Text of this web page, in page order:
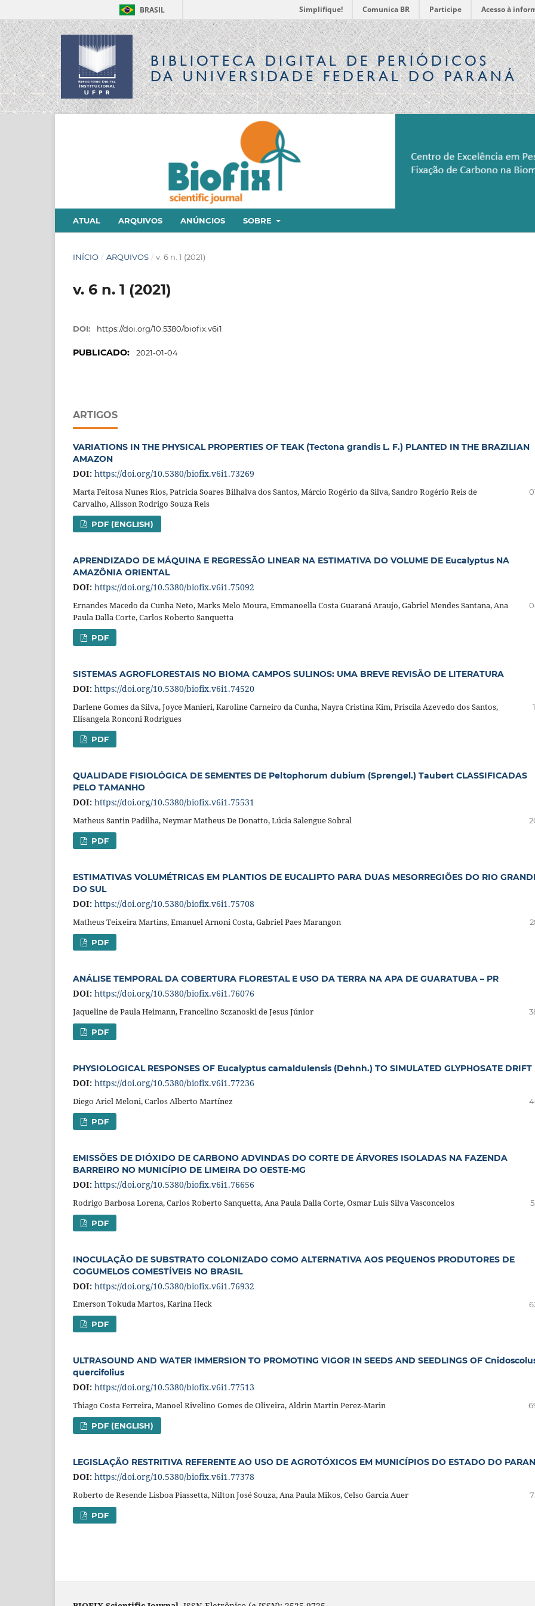
BRASIL Simplifique! Comunica BR Participe Acesso à
BIBLIOTECA DIGITALDE PERIÓDICOS
DA UNIVERSIDADE FEDERAL DO PARANÁ
ATUAL ARQUIVOS ANÚNCIOS SOBRE
INÍCIO / ARQUIVOS / v. 6 n. 1 (2021)
v. 6 n. 1 (2021)
DOI: https://doi.org/10.5380/biofix.v6i1
PUBLICADO: 2021-01-04
ARTIGOS
VARIATIONS IN THE PHYSICAL PROPERTIES OF TEAK (Tectona grandis L. F.) PLANTED IN THE BRAZILIAN
AMAZON
DOI: https://doi.org/10.5380/biofix.v6i1.73269
Marta Feitosa Nunes Rios, Patricia Soares Bilhalva dos Santos, Márcio Rogério da Silva, Sandro Rogério Reis de
Carvalho, Alisson Rodrigo Souza Reis
PDF (ENGLISH)
APRENDIZADO DE MÁQUINA E REGRESSÃO LINEAR NA ESTIMATIVA DO VOLUME DE Eucalyptus NA
AMAZÔNIA ORIENTAL
DOI: https://doi.org/10.5380/biofix.v6i1.75092
Ernandes Macedo da Cunha Neto, Marks Melo Moura, Emmanoella Costa Guaraná Araujo, Gabriel Mendes Santana, Ana
Paula Dalla Corte, Carlos Roberto Sanquetta
PDF
SISTEMAS AGROFLORESTAIS NO BIOMA CAMPOS SULINOS: UMA BREVE REVISÃO DE LITERATURA
DOI: https://doi.org/10.5380/biofix.v6i1.74520
Darlene Gomes da Silva, Joyce Manieri, Karoline Carneiro da Cunha, Nayra Cristina Kim, Priscila Azevedo dos Santos,
Elisangela Ronconi Rodrigues
PDF
QUALIDADE FISIOLÓGICA DE SEMENTES DE Peltophorum dubium (Sprengel.) Taubert CLASSIFICADAS
PELO TAMANHO
DOI: https://doi.org/10.5380/biofix.v6i1.75531
Matheus Santin Padilha, Neymar Matheus De Donatto, Lúcia Salengue Sobral
PDF
ESTIMATIVAS VOLUMÉTRICAS EM PLANTIOS DE EUCALIPTO PARA DUAS MESORREGIÕES DO RIO
DO SUL
DOI: https://doi.org/10.5380/biofix.v6i1.75708
Matheus Teixeira Martins, Emanuel Arnoni Costa, Gabriel Paes Marangon
PDF
ANÁLISE TEMPORAL DA COBERTURA FLORESTAL E USO DA TERRA NA APA DE GUARATUBA – PR
DOI: https://doi.org/10.5380/biofix.v6i1.76076
Jaqueline de Paula Heimann, Francelino Sczanoski de Jesus Júnior
PDF
PHYSIOLOGICAL RESPONSES OF Eucalyptus camaldulensis (Dehnh.) TO SIMULATED GLYPHOSATE DRIFT
DOI: https://doi.org/10.5380/biofix.v6i1.77236
Diego Ariel Meloni, Carlos Alberto Martínez
PDF
EMISSÕES DE DIÓXIDO DE CARBONO ADVINDAS DO CORTE DE ÁRVORES ISOLADAS NA FAZENDA
BARREIRO NO MUNICÍPIO DE LIMEIRA DO OESTE-MG
DOI: https://doi.org/10.5380/biofix.v6i1.76656
Rodrigo Barbosa Lorena, Carlos Roberto Sanquetta, Ana Paula Dalla Corte, Osmar Luis Silva Vasconcelos
PDF
INOCULAÇÃO DE SUBSTRATO COLONIZADO COMO ALTERNATIVA AOS PEQUENOS PRODUTORES DE
COGUMELOS COMESTÍVEIS NO BRASIL
DOI: https://doi.org/10.5380/biofix.v6i1.76932
Emerson Tokuda Martos, Karina Heck
PDF
ULTRASOUND AND WATER IMMERSION TO PROMOTING VIGOR IN SEEDS AND SEEDLINGS OF
quercifolius
DOI: https://doi.org/10.5380/biofix.v6i1.77513
Thiago Costa Ferreira, Manoel Rivelino Gomes de Oliveira, Aldrin Martin Perez-Marin
PDF (ENGLISH)
LEGISLAÇÃO RESTRITIVA REFERENTE AO USO DE AGROTÓXICOS EM MUNICÍPIOS DO ESTADO DO
DOI: https://doi.org/10.5380/biofix.v6i1.77378
Roberto de Resende Lisboa Piassetta, Nilton José Souza, Ana Paula Mikos, Celso Garcia Auer
PDF